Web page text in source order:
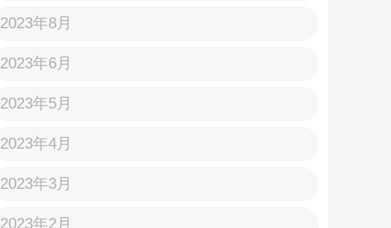
2023年8月
2023年6月
2023年5月
2023年4月
2023年3月
2023年2月